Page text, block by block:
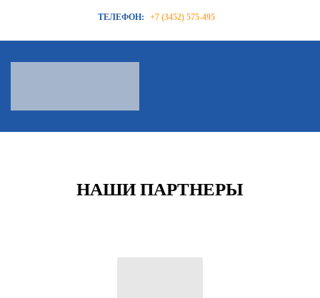
ТЕЛЕФОН: +7 (3452) 575-495
НАШИ ПАРТНЕРЫ